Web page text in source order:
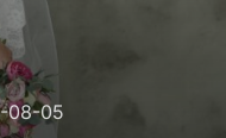
08-05